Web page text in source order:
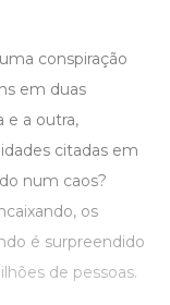
conspiração
em duas
e a outra,
citadas em
num caos?
os
é surpreendido
de pessoas.